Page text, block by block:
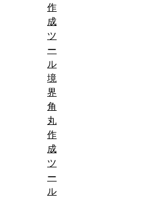
作
成
ツ
ー
ル
境
界
角
丸
作
成
ツ
ー
ル